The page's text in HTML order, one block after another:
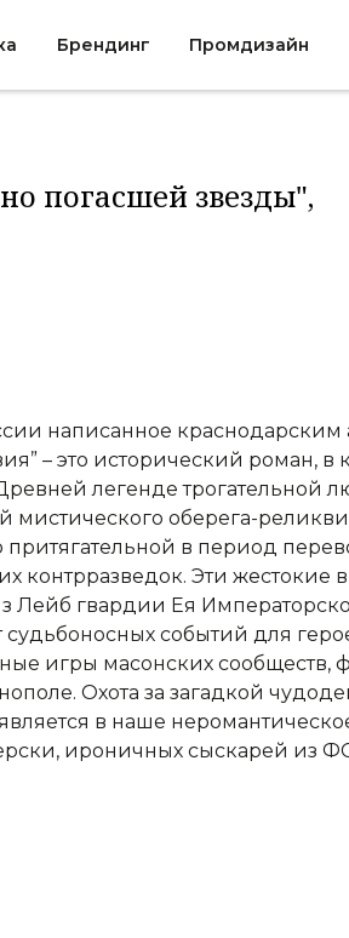
Брендинг Промдизайн
погасшей звезды",
написанное
– это исторический роман,
легенде
оберега-
притягательной в период
контрразведок. Эти жестокие
Лейб гвардии Ея
событий для
игры масонских сообществ,
Охота за загадкой
в наше
ироничных сыскарей из